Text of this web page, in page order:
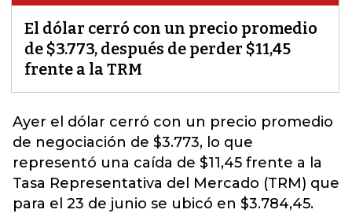
El dólar cerró con un precio promedio
de $3.773, después de perder $11,45
frente a la TRM
Ayer el dólar cerró con un precio promedio
de negociación de $3.773, lo que
representó una caída de $11,45 frente a la
Tasa Representativa del Mercado (TRM) que
para el 23 de junio se ubicó en $3.784,45.